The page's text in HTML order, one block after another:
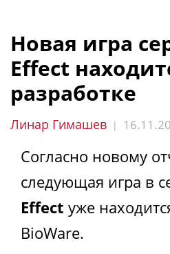
Новая игра
Effect
разработке
Линар Гимашев |
Согласно новому
следующая игра в
Effect уже
BioWare.